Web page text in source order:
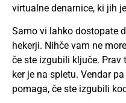
virtualne denarnice, ki jih
Samo vi lahko dostopate
hekerji. Nihče vam ne
če ste izgubili ključe. Prav
ker je na spletu. Vendar
pomaga, če ste izgubili